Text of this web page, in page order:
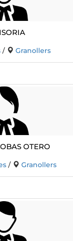
/ Granollers
OTERO
/ Granollers